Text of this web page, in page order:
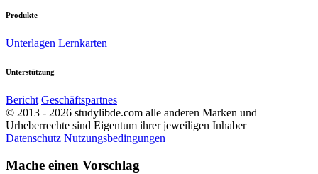
Produkte
Unterlagen Lernkarten
Unterstützung
Bericht Geschäftspartnes
© 2013 - 2026 studylibde.com alle anderen Marken und
Urheberrechte sind Eigentum ihrer jeweiligen Inhaber
Datenschutz Nutzungsbedingungen
Mache einen Vorschlag